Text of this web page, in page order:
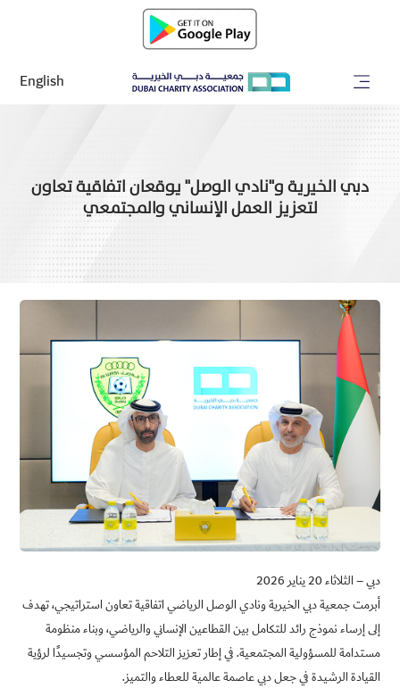
English
دبي الخيرية و"نادي الوصل" يوقعان اتفاقية تعاون
لتعزيز العمل الإنساني والمجتمعي
دبي – الثلاثاء 20 يناير 2026
أبرمت جمعية دبي الخيرية ونادي الوصل الرياضي اتفاقية تعاون استراتيجي، تهدف
إلى إرساء نموذج رائد للتكامل بين القطاعين الإنساني والرياضي، وبناء منظومة
مستدامة للمسؤولية المجتمعية.في إطار تعزيز التلاحم المؤسسي وتجسيدًا لرؤية
القيادة الرشيدة في جعل دبي عاصمة عالمية للعطاء والتميز.